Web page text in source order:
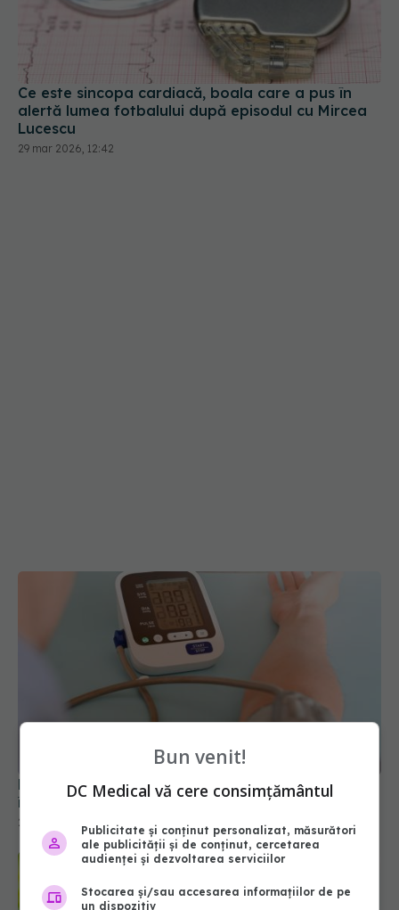
Ce este sincopa cardiacă, boala care a pus în
alertă lumea fotbalului după episodul cu Mircea
Lucescu
29 mar 2026, 12:42
Hipertensiunea arterială: Obiceiurile simple care
îți aduc 8 ani în plus de viață
Bun venit!
DC Medical vă cere consimțământul
Publicitate și conținut personalizat, măsurători
ale publicității și de conținut, cercetarea
audienței și dezvoltarea serviciilor
Stocarea și/sau accesarea informațiilor de pe
un dispozitiv